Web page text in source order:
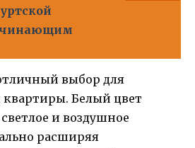
выбор для
квартиры. Белый цвет
и воздушное
расширяя